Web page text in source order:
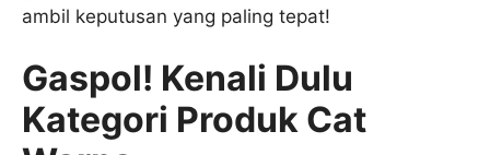
ambil keputusan yang paling tepat!
Gaspol! Kenali Dulu
Kategori Produk Cat